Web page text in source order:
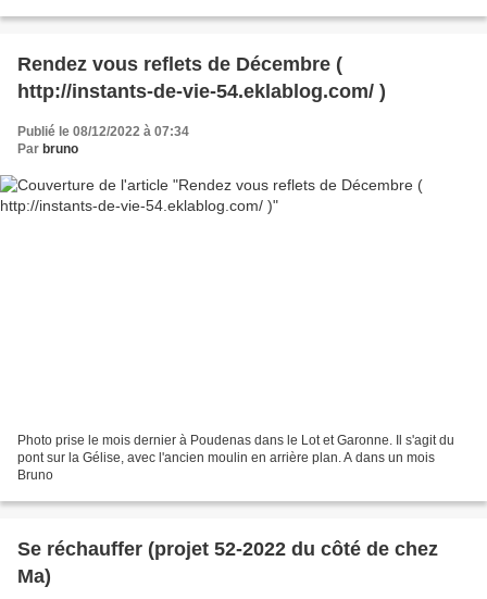
Rendez vous reflets de Décembre (
http://instants-de-vie-54.eklablog.com/ )
Publié le 08/12/2022 à 07:34
Par bruno
Photo prise le mois dernier à Poudenas dans le Lot et Garonne. Il s'agit du
pont sur la Gélise, avec l'ancien moulin en arrière plan. A dans un mois
Bruno
Se réchauffer (projet 52-2022 du côté de chez
Ma)